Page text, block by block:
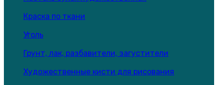
Краска по ткани
Уголь
Грунт, лак, разбавители, загустители
Художественные кисти для рисования